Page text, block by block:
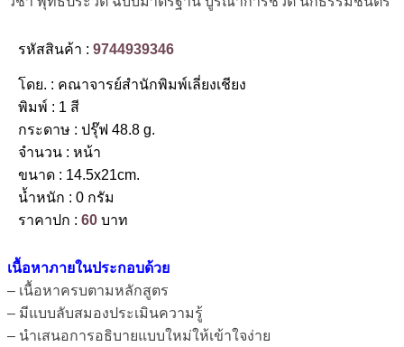
รหัสสินค้า : 9744939346
โดย. : คณาจารย์สำนักพิมพ์เลี่ยงเชียง
พิมพ์ : 1 สี
กระดาษ : ปรุ๊ฟ 48.8 g.
จำนวน : หน้า
ขนาด : 14.5x21cm.
น้ำหนัก : 0 กรัม
ราคาปก : 60 บาท
เนื้อหาภายในประกอบด้วย
– เนื้อหาครบตามหลักสูตร
– มีแบบลับสมองประเมินความรู้
– นำเสนอการอธิบายแบบใหม่ให้เข้าใจง่าย